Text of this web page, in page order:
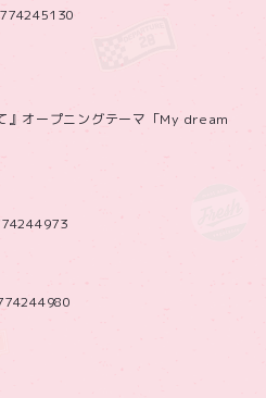
』オープニングテーマ「My dream